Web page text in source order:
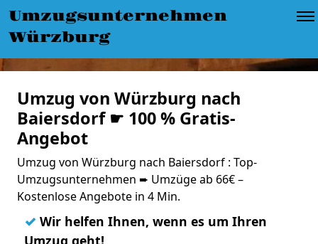
Umzugsunternehmen
Würzburg
Umzug von Würzburg nach
Baiersdorf ☛ 100 % Gratis-
Angebot
Umzug von Würzburg nach Baiersdorf : Top-
Umzugsunternehmen ➨ Umzüge ab 66€ –
Kostenlose Angebote in 4 Min.
✓ Wir helfen Ihnen, wenn es um Ihren
Umzug geht!